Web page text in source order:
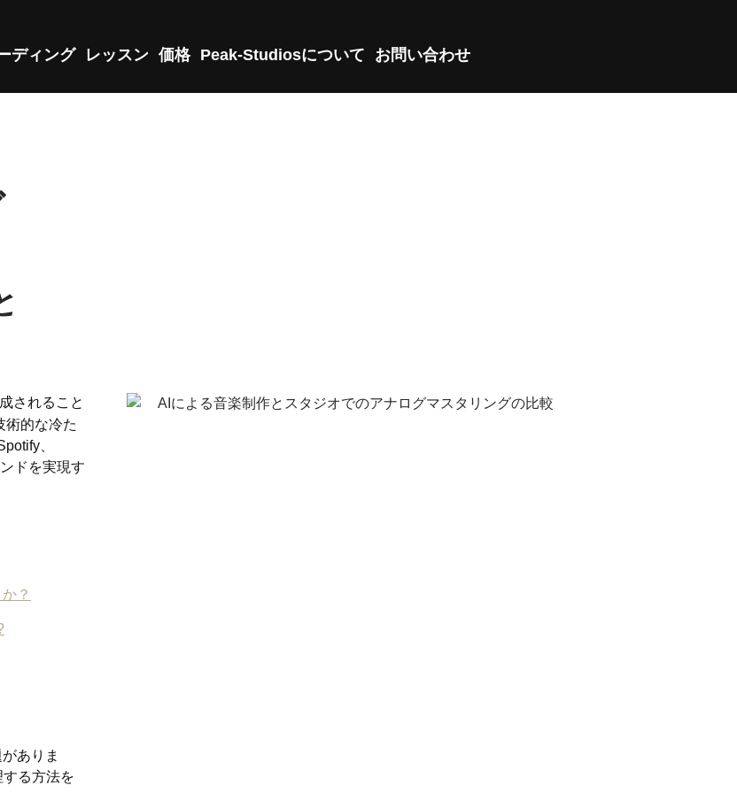
ディング レッスン 価格 Peak-Studiosについて お問い合わせ
されること
術的な冷た
、
ドを実現す
？
ありま
る方法を